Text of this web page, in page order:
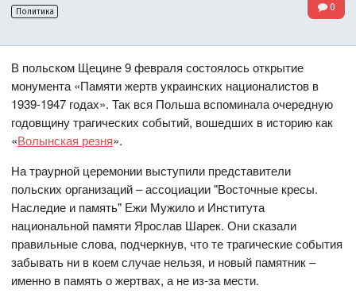
Политика 0
В польском Щецине 9 февраля состоялось открытие
монумента «Памяти жертв украинских националистов в
1939-1947 годах». Так вся Польша вспоминала очередную
годовщину трагических событий, вошедших в историю как
«Волынская резня».
На траурной церемонии выступили представители
польских организаций – ассоциации "Восточные кресы.
Наследие и память" Ежи Мужило и Института
национальной памяти Ярослав Шарек. Они сказали
правильные слова, подчеркнув, что те трагические события
забывать ни в коем случае нельзя, и новый памятник –
именно в память о жертвах, а не из-за мести.